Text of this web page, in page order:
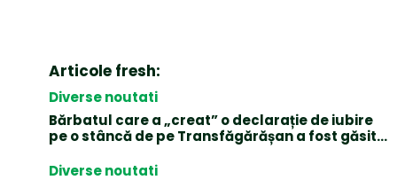
Articole fresh:
Diverse noutati
Bărbatul care a „creat” o declarație de iubire
pe o stâncă de pe Transfăgărășan a fost găsit…
Diverse noutati